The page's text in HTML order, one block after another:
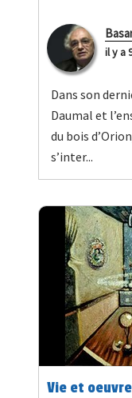
il y a
Dans son
Daumal et
du bois
s’inter...
Vie et